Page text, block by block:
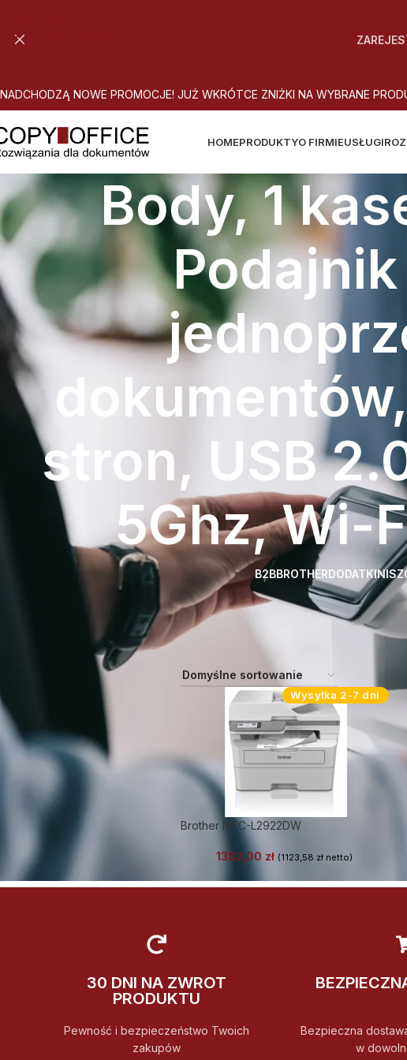
Skip to main content
NADCHODZĄ NOWE PROMOCJE! JUŻ WKRÓTCE ZNIŻKI NA WYBRANE PROD
HOMEPRODUKTYO FIRMIEUSŁUGI
Body, 1
stron, USB
5Ghz, Wi-
B2BBROTHERDODATKI
Strona główna Atrybut produktu: Cena
Body, 1 kaseta na papier, Duplex,
5Ghz, Wi-Fi Direct, Czytnik NFC
Wysyłka 2-7 dni
Brother MFC-L2922DW
1382,00 zł (1123,58 zł netto)
30 DNI NA ZWROT
PRODUKTU
Pewność i bezpieczeństwo Twoich
zakupów
Bezpieczna
w